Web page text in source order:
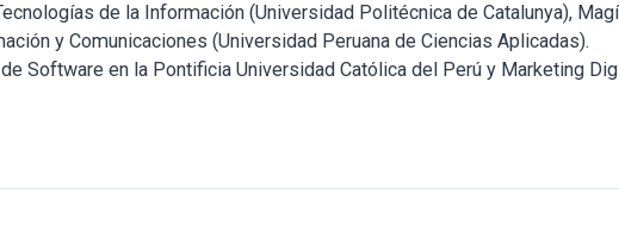
de la Información (Universidad Politécnica de Catalunya),
y Comunicaciones (Universidad Peruana de Ciencias Aplicadas).
Software en la Pontificia Universidad Católica del Perú y Marketing